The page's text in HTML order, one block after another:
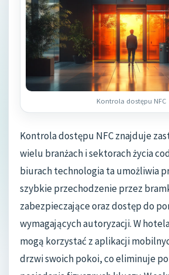
Kontrola dostępu NFC
Kontrola dostępu NFC znajduje
wielu branżach i sektorach życia
biurach technologia ta umożliwia
szybkie przechodzenie przez
zabezpieczające oraz dostęp do
wymagających autoryzacji. W
mogą korzystać z aplikacji
drzwi swoich pokoi, co eliminuje